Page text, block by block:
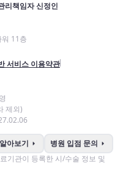
리책임자 신정인
11층
서비스 이용약관
제외)
아보기 arrow_right 병원 입점 문의 arrow_right
기관이 등록한 시/수술 정보 및